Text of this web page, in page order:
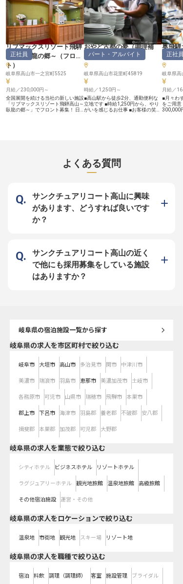
に日々おもてなしの心を大切にし、
ホスピタリティあふれるサービスを
一緒に創り上げていきませんか？
ーー【あなたのアイデアが形にな
る、成長できる環境】 当ホテルで
は、スタッフ一人ひとりのアイデア
を大切にしています。運営マネージ
ャーとして、ホテル運営の様々な業
務に携わりながら、マネジメントス
キルも磨けます。夜勤はほぼなく、
ワークライフバランスも確保。夏
季・冬季休暇や有給休暇もしっかり
取得できる環境です。さらに引っ越
し費用援助制度もあり、遠方からの
応募も歓迎します！ ※2025年07月
29日時点の情報です
なたの経験と情熱が、飛騨の観光を
さらに盛り上げます。 ーー【働き
やすい環境とキャリアアップの機
会】 当社では、社員一人ひとりが
安心して長く働ける環境を大切にし
ています。年俸制で安定した収入を
確保し、昇給や賞与で日頃の頑張り
をしっかりと評価。 社会保険完備
はもちろん、退職金制度や子供手
当、長期勤続報奨制度など、充実し
た福利厚生であなたの生活をサポー
トします。年間休日105日、5日以
上の連続休暇制度もあり、プライベ
ートも大切にしながらキャリアを築
ける環境です。 ※2026年03月26日
時点の情報です
ホテル運
ッフに
ていただ
でのご経
なしのカ
か？ ーー【あなたのアイデアが輝
く成長環
ッフ一人
してい
施設運
界のノ
境です。
躍中で、
る職場
給休暇
できる福
無理なく
プを目指
制度もあ
リブマックスリゾート飛騨
高山～臥龍の郷～
（フロン
ト ）
正社員
岐阜県高山市一之宮町5525
月給／230,000円～
全国展開を続ける当社の新しい施設
「リブマックスリゾート飛騨高山～
臥龍の郷～」でフロント募集！ 日
い癒し時間をお届けしています。
◆安定企業のリブマックスグルー
イベートも充実 ――安定企業なら
では！働きやすさを追求したサポー
ト体制 1998年に不動産仲介から始
め、今ではホテルやマンション、飲
式会社リブマックス」。安定基盤を
のため、自分の時間を確保しつつ無
理のない働き方を実現できます。幅
広いスキルを身に付けて、充実した
昇給・昇格・キャリアアップ制度で
思う存分成長してください！
おやど古都の夢（調理補
助・洗い場）
パート・アルバイト
岐阜県高山市花里町45819
時給／1,250円～
■高山駅から徒歩2分、通勤便利な
立地です ■時給1,250円から、やり
がいを感じるお仕事 ■お客様の笑顔
出を彩ることを大切にしています。
調理補助スタッフとして、器出しや
料理の盛り付けを通して、おもてな
じながら、温かいサービスを提供し
ませんか。 ーー【働きやすさを大
切に、あなたの成長を応援】 高山
駅から徒歩2分とアクセス抜群の立
午後のみの勤務も可能で、あなたの
ライフスタイルに合わせた働き方が
見つかります。 おもてなしの心を
持つ仲間と共に、お客様の記憶に残
る体験を提供しましょう。
奥飛騨
（調理
正社員
月給／
■月々わ
をご用
300,000
様の旅の
がら合
の時間も
よくある質問
サンクチュアリコート高山に興味
があります、どうすれば良いです
か？
サンクチュアリコート高山の近く
で他にも採用募集をしている施設
はありますか？
岐阜県の宿泊施設一覧から探す
岐阜県の求人を市区町村で絞り込む
岐阜市 大垣市 高山市 多治見市 関市 中津川市
美濃市 瑞浪市 羽島市 恵那市 美濃加茂市 土岐市
各務原市 可児市 山県市 瑞穂市 飛騨市 本巣市
郡上市 下呂市 海津市 羽島郡 養老郡 不破郡 安八郡
揖斐郡 本巣郡 加茂郡 可児郡 大野郡
岐阜県の求人を業態で絞り込む
シティホテル ビジネスホテル リゾートホテル
ラグジュアリーホテル 観光地旅館 温泉地旅館 高級旅館
その他宿泊施設 運営・その他
岐阜県の求人をロケーションで絞り込む
温泉地 市街地 観光地 スキー場 リゾート地
岐阜県の求人を職種で絞り込む
宿泊 料飲 調理（調理師） 客室 施設管理 ブライダル